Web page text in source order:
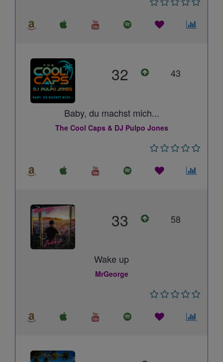
32 43
Baby, du machst mich...
The Cool Caps & DJ Pulpo Jones
33 58
Wake up
MrGeorge